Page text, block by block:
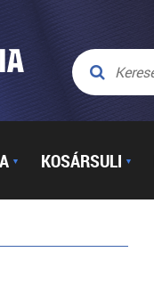
▼ KOSÁRSULI ▼